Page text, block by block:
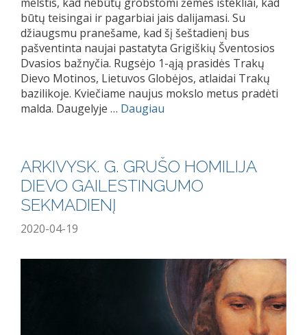
būtų teisingai ir pagarbiai jais dalijamasi. Su
džiaugsmu pranešame, kad šį šeštadienį bus
pašventinta naujai pastatyta Grigiškių Šventosios
Dvasios bažnyčia. Rugsėjo 1-ąją prasidės Trakų
Dievo Motinos, Lietuvos Globėjos, atlaidai Trakų
bazilikoje. Kviečiame naujus mokslo metus pradėti
malda. Daugelyje … Daugiau
ARKIVYSK. G. GRUŠO HOMILIJA
DIEVO GAILESTINGUMO
SEKMADIENĮ
2020-04-19